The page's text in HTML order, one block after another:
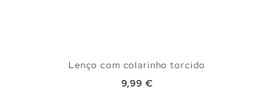
Lenço com colarinho torcido
Preço
9,99 €